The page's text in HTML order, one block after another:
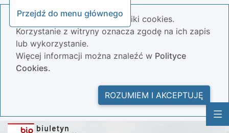
Przejdź do menu głównego
Nasza strona wykorzystuje pliki cookies.
Korzystanie z witryny oznacza zgodę na ich zapis
lub wykorzystanie.
Więcej informacji można znaleźć w Polityce
Cookies.
ROZUMIEM I AKCEPTUJĘ